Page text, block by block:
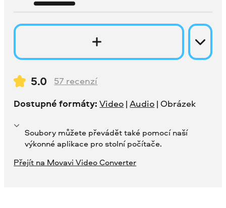
5.0 57 recenzí
Dostupné formáty:Video |Audio | Obrázek
Soubory můžete převádět také pomocí naší
výkonné aplikace pro stolní počítače.
Přejít na Movavi Video Converter